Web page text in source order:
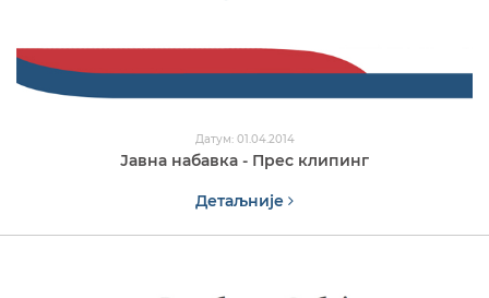
Датум: 01.04.2014
Јавна набавка - Прес клипинг
Детаљније